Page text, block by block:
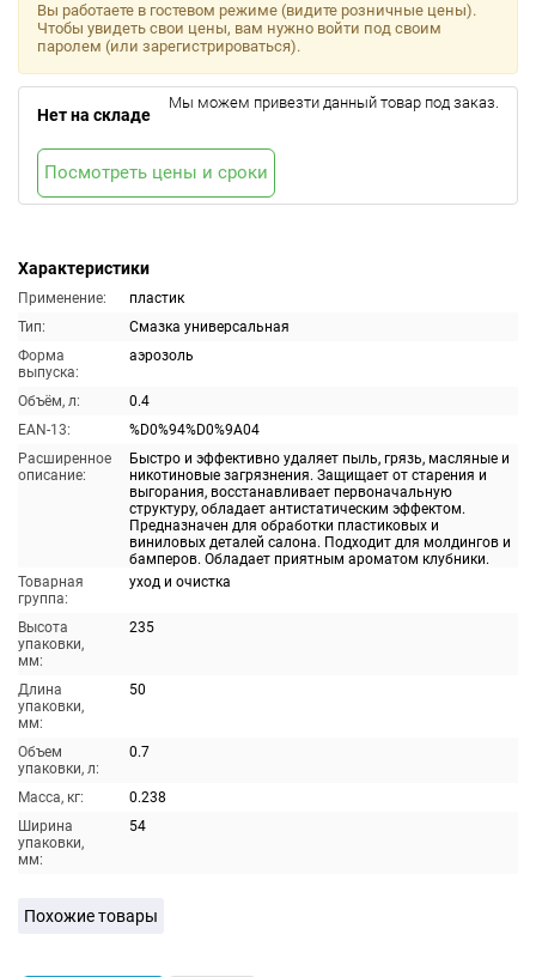
Характеристики
Применение:
пластик
Тип:
Смазка универсальная
Форма
выпуска:
аэрозоль
Объём, л:
0.4
EAN-13:
%D0%94%D0%9A04
Расширенное
описание:
Быстро и эффективно удаляет пыль, грязь, масляные и
никотиновые загрязнения. Защищает от старения и
выгорания, восстанавливает первоначальную
структуру, обладает антистатическим эффектом.
Предназначен для обработки пластиковых и
виниловых деталей салона. Подходит для молдингов и
бамперов. Обладает приятным ароматом клубники.
Товарная
группа:
уход и очистка
Высота
упаковки,
мм:
235
Длина
упаковки,
мм:
50
Объем
упаковки, л:
0.7
Масса, кг:
0.238
Ширина
упаковки,
мм:
54
Вы работаете в гостевом режиме (видите розничные цены).
Чтобы увидеть свои цены, вам нужно войти под своим
паролем (или зарегистрироваться).
Нет на складе
Мы можем привезти данный товар под заказ.
Посмотреть цены и сроки
Похожие товары